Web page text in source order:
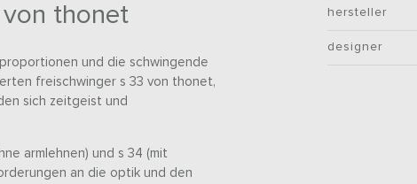
thonet
und die schwingende
freischwinger s 33 von thonet,
sich zeitgeist und
armlehnen) und s 34 (mit
an die optik und den
hersteller
designer